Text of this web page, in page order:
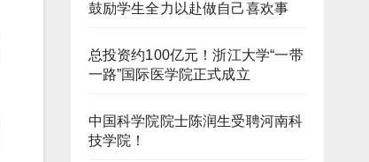
鼓励学生全力以赴做自己喜欢事
总投资约100亿元！浙江大学“一带
一路”国际医学院正式成立
中国科学院院士陈润生受聘河南科
技学院！